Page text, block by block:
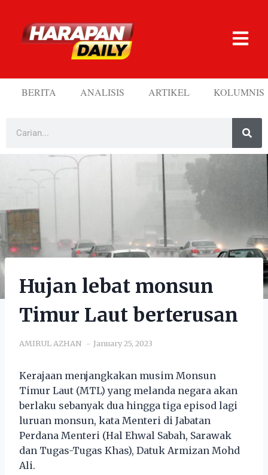
BERITA ANALISIS ARTIKEL KOLUMNIS
Hujan lebat monsun
Timur Laut berterusan
AMIRUL AZHAN January 25, 2023
Kerajaan menjangkakan musim Monsun
Timur Laut (MTL) yang melanda negara akan
berlaku sebanyak dua hingga tiga episod lagi
luruan monsun, kata Menteri di Jabatan
Perdana Menteri (Hal Ehwal Sabah, Sarawak
dan Tugas-Tugas Khas), Datuk Armizan Mohd
Ali.